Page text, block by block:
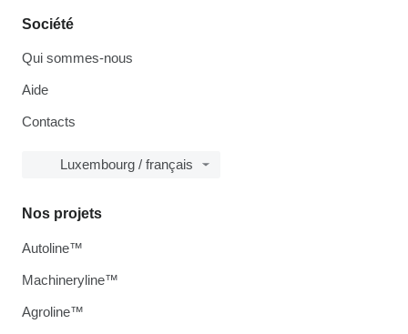
Société
Qui sommes-nous
Aide
Contacts
Luxembourg / français
Nos projets
Autoline™
Machineryline™
Agroline™